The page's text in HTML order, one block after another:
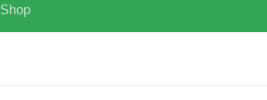
Shop